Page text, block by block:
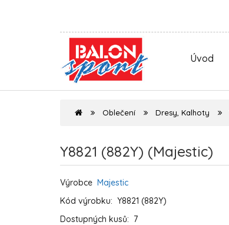
Úvod
Oblečení Dresy, Kalhoty
Y8821 (882Y) (Majestic)
Výrobce Majestic
Kód výrobku: Y8821 (882Y)
Dostupných kusů: 7